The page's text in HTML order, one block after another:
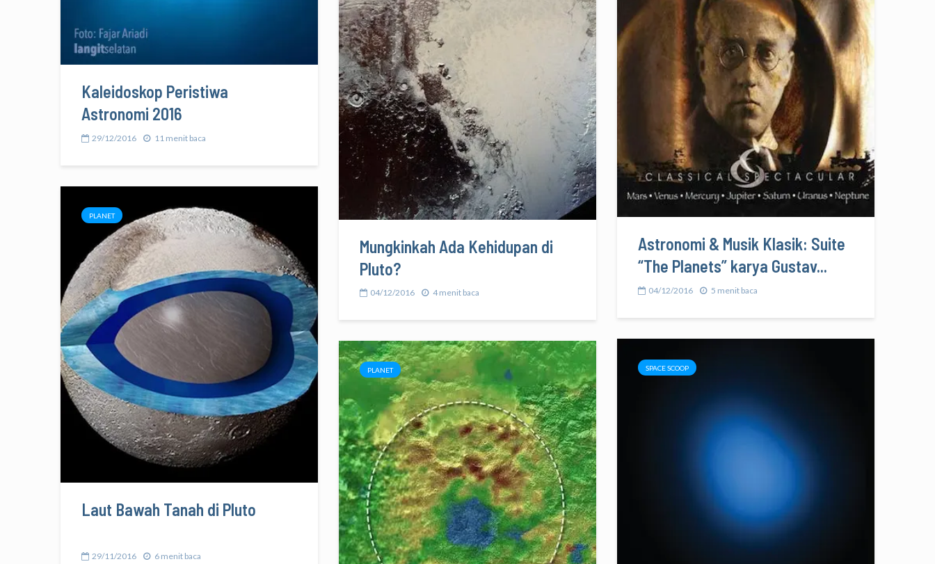
Kaleidoskop Peristiwa
Astronomi 2016
29/12/2016 11 menit baca
Astronomi & Musik Klasik: Suite
“The Planets” karya Gustav...
04/12/2016 5 menit baca
Mungkinkah Ada Kehidupan di
Pluto?
04/12/2016 4 menit baca
PLANET
Laut Bawah Tanah di Pluto
29/11/2016 6 menit baca
SPACE SCOOP
PLANET